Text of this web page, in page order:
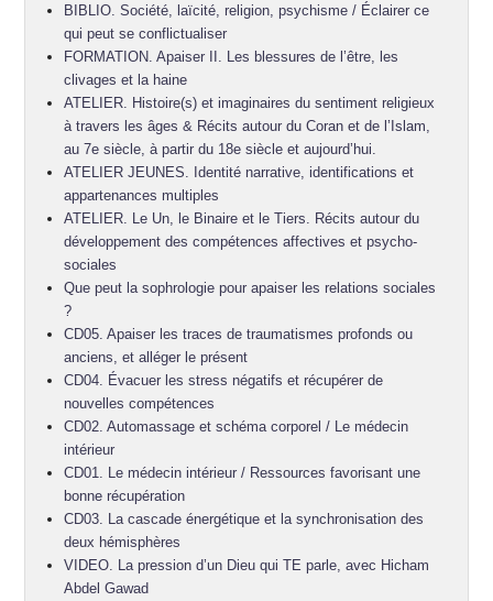
BIBLIO. Société, laïcité, religion, psychisme / Éclairer ce
qui peut se conflictualiser
FORMATION. Apaiser II. Les blessures de l’être, les
clivages et la haine
ATELIER. Histoire(s) et imaginaires du sentiment religieux
à travers les âges & Récits autour du Coran et de l’Islam,
au 7e siècle, à partir du 18e siècle et aujourd’hui.
ATELIER JEUNES. Identité narrative, identifications et
appartenances multiples
ATELIER. Le Un, le Binaire et le Tiers. Récits autour du
développement des compétences affectives et psycho-
sociales
Que peut la sophrologie pour apaiser les relations sociales
?
CD05. Apaiser les traces de traumatismes profonds ou
anciens, et alléger le présent
CD04. Évacuer les stress négatifs et récupérer de
nouvelles compétences
CD02. Automassage et schéma corporel / Le médecin
intérieur
CD01. Le médecin intérieur / Ressources favorisant une
bonne récupération
CD03. La cascade énergétique et la synchronisation des
deux hémisphères
VIDEO. La pression d’un Dieu qui TE parle, avec Hicham
Abdel Gawad